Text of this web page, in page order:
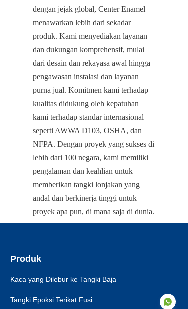
dengan jejak global, Center Enamel
menawarkan lebih dari sekadar
produk. Kami menyediakan layanan
dan dukungan komprehensif, mulai
dari desain dan rekayasa awal hingga
pengawasan instalasi dan layanan
purna jual. Komitmen kami terhadap
kualitas didukung oleh kepatuhan
kami terhadap standar internasional
seperti AWWA D103, OSHA, dan
NFPA. Dengan proyek yang sukses di
lebih dari 100 negara, kami memiliki
pengalaman dan keahlian untuk
memberikan tangki lonjakan yang
andal dan berkinerja tinggi untuk
proyek apa pun, di mana saja di dunia.
Produk
Kaca yang Dilebur ke Tangki Baja
Tangki Epoksi Terikat Fusi